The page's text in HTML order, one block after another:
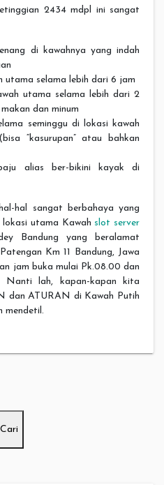
2434 mdpl ini sangat
di kawahnya yang indah
utama selama lebih dari 6 jam
utama selama lebih dari 2
dan minum
seminggu di lokasi kawah
“kasurupan” atau bahkan
alias ber-bikini kayak di
hal sangat berbahaya yang
utama Kawah slot server
Bandung yang beralamat
Km 11 Bandung, Jawa
jam buka mulai Pk.08.00 dan
Nanti lah, kapan-kapan kita
dan ATURAN di Kawah Putih
mendetil.
Cari